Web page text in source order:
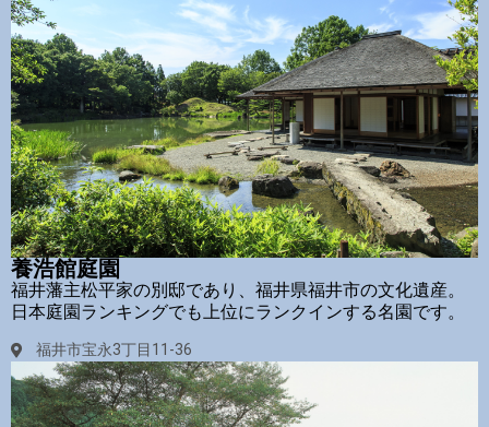
養浩館庭園
福井藩主松平家の別邸であり、福井県福井市の文化遺産。
日本庭園ランキングでも上位にランクインする名園です。
福井市宝永3丁目11-36